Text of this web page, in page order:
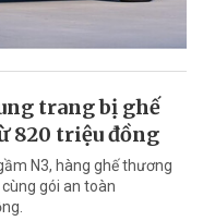
trang bị ghế
820 triệu đồng
N3, hàng ghế thương
gói an toàn